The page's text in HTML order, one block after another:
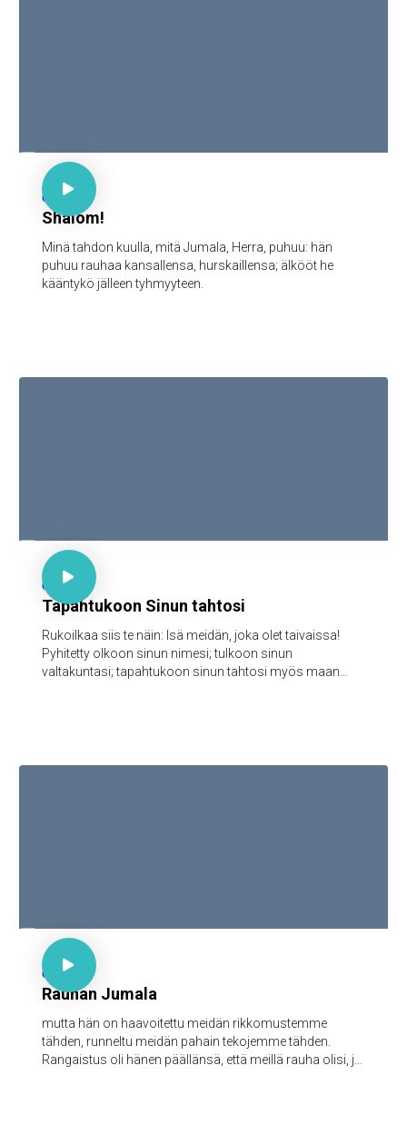
Ps 85:9

66
Shalom!
Minä tahdon kuulla, mitä Jumala, Herra, puhuu: hän
puhuu rauhaa kansallensa, hurskaillensa; älkööt he
kääntykö jälleen tyhmyyteen.
Matt 6:9-13

65
Tapahtukoon Sinun tahtosi
Rukoilkaa siis te näin: Isä meidän, joka olet taivaissa!
Pyhitetty olkoon sinun nimesi; tulkoon sinun
valtakuntasi; tapahtukoon sinun tahtosi myös maan
vaan päästä meidät pahasta, [sillä sinun on valtakunta ja
Jes 53:8

64
Rauhan Jumala
mutta hän on haavoitettu meidän rikkomustemme
tähden, runneltu meidän pahain tekojemme tähden.
Rangaistus oli hänen päällänsä, että meillä rauha olisi, ja